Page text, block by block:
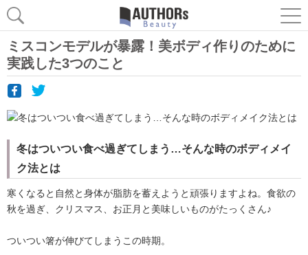
ミスコンモデルが暴露！美ボディ作りのために
実践した3つのこと
冬はついつい食べ過ぎてしまう…そんな時のボディメイ
ク法とは
寒くなると自然と身体が脂肪を蓄えようと頑張りますよね。食欲の
秋を過ぎ、クリスマス、お正月と美味しいものがたっくさん♪
ついつい箸が伸びてしまうこの時期。